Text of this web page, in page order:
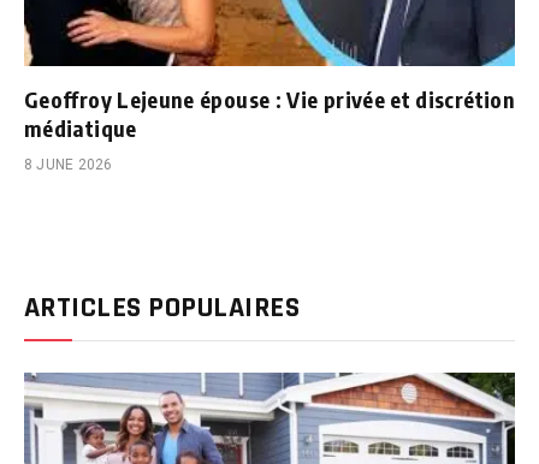
Geoffroy Lejeune épouse : Vie privée et discrétion
médiatique
8 JUNE 2026
ARTICLES POPULAIRES